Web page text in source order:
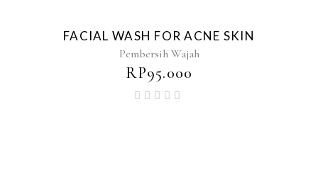
FACIAL WASH FOR ACNE SKIN
Pembersih Wajah
RP95.000